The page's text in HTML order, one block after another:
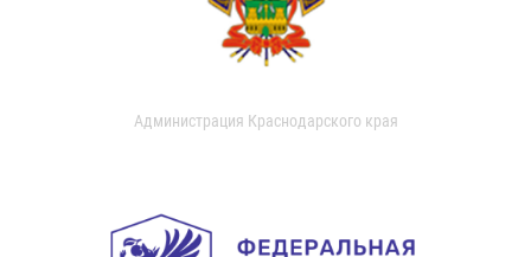
Администрация Краснодарского края